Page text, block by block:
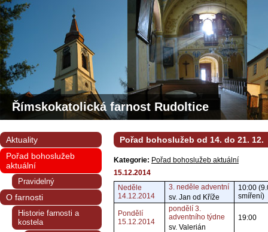
Římskokatolická farnost Rudoltice
Pořad bohoslužeb od 14. do 21. 12.
Kategorie: Pořad bohoslužeb aktuální
15.12.2014
Neděle
14.12.2014
3. neděle adventní
sv. Jan od Kříže
10:00
smíření)
Pondělí
15.12.2014
pondělí 3.
adventního týdne
sv. Valerián
19:00
Aktuality
Pořad bohoslužeb
aktuální
Pravidelný
O farnosti
Historie farnosti a
kostela